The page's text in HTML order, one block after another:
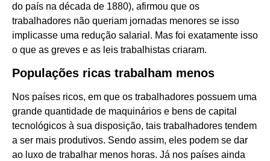
do país na década de 1880), afirmou que os
trabalhadores não queriam jornadas menores se isso
implicasse uma redução salarial. Mas foi exatamente isso
o que as greves e as leis trabalhistas criaram.
Populações ricas trabalham menos
Nos países ricos, em que os trabalhadores possuem uma
grande quantidade de maquinários e bens de capital
tecnológicos à sua disposição, tais trabalhadores tendem
a ser mais produtivos. Sendo assim, eles podem se dar
ao luxo de trabalhar menos horas. Já nos países ainda